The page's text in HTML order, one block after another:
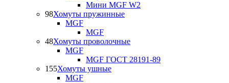
Мини MGF W2
98Хомуты пружинные
MGF
MGF
48Хомуты проволочные
MGF
MGF ГОСТ 28191-89
155Хомуты ушные
MGF